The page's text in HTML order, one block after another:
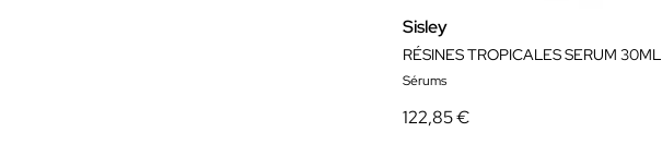
Sisley
RÉSINES TROPICALES SERUM 30ML
Sérums
122,85 €